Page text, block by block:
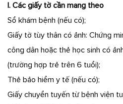
I. Các giấy tờ cần mang theo
Sổ khám bệnh (nếu có);
Giấy tờ tùy thân có ảnh: Chứng
công dân hoặc thẻ học sinh có
(trường hợp trẻ trên 6 tuổi);
Thẻ bảo hiểm y tế (nếu có);
Giấy chuyển tuyến từ bệnh viện